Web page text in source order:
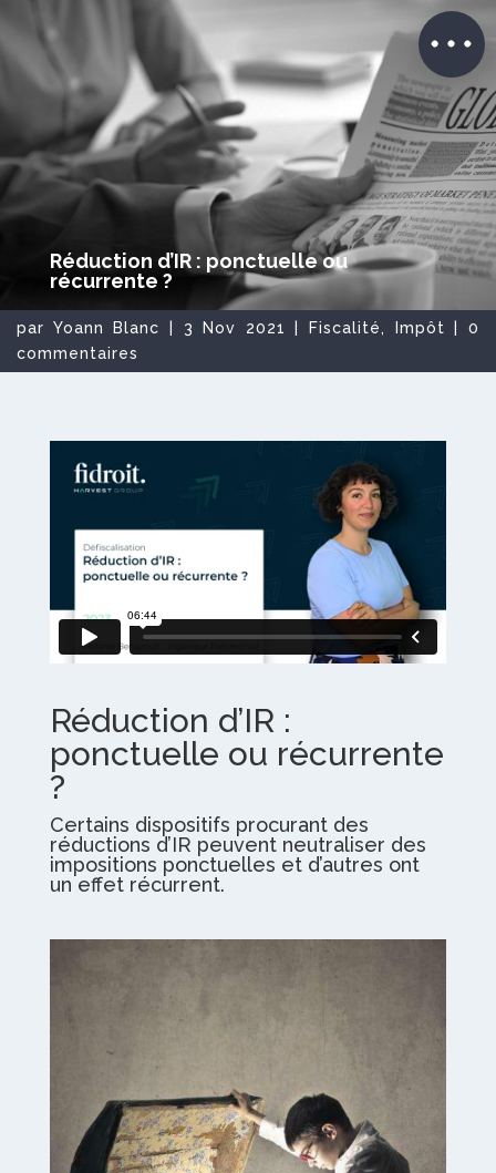
Réduction d’IR : ponctuelle ou
récurrente ?
par Yoann Blanc 3 Nov 2021 Fiscalité, Impôt |0
commentaires
Réduction d’IR :
ponctuelle ou récurrente
?
Certains dispositifs procurant des
réductions d’IR peuvent neutraliser des
impositions ponctuelles et d’autres ont
un effet récurrent.